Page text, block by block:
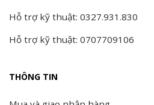
Hỗ trợ kỹ thuật: 0327.931.830
Hỗ trợ kỹ thuật: 0707709106
THÔNG TIN